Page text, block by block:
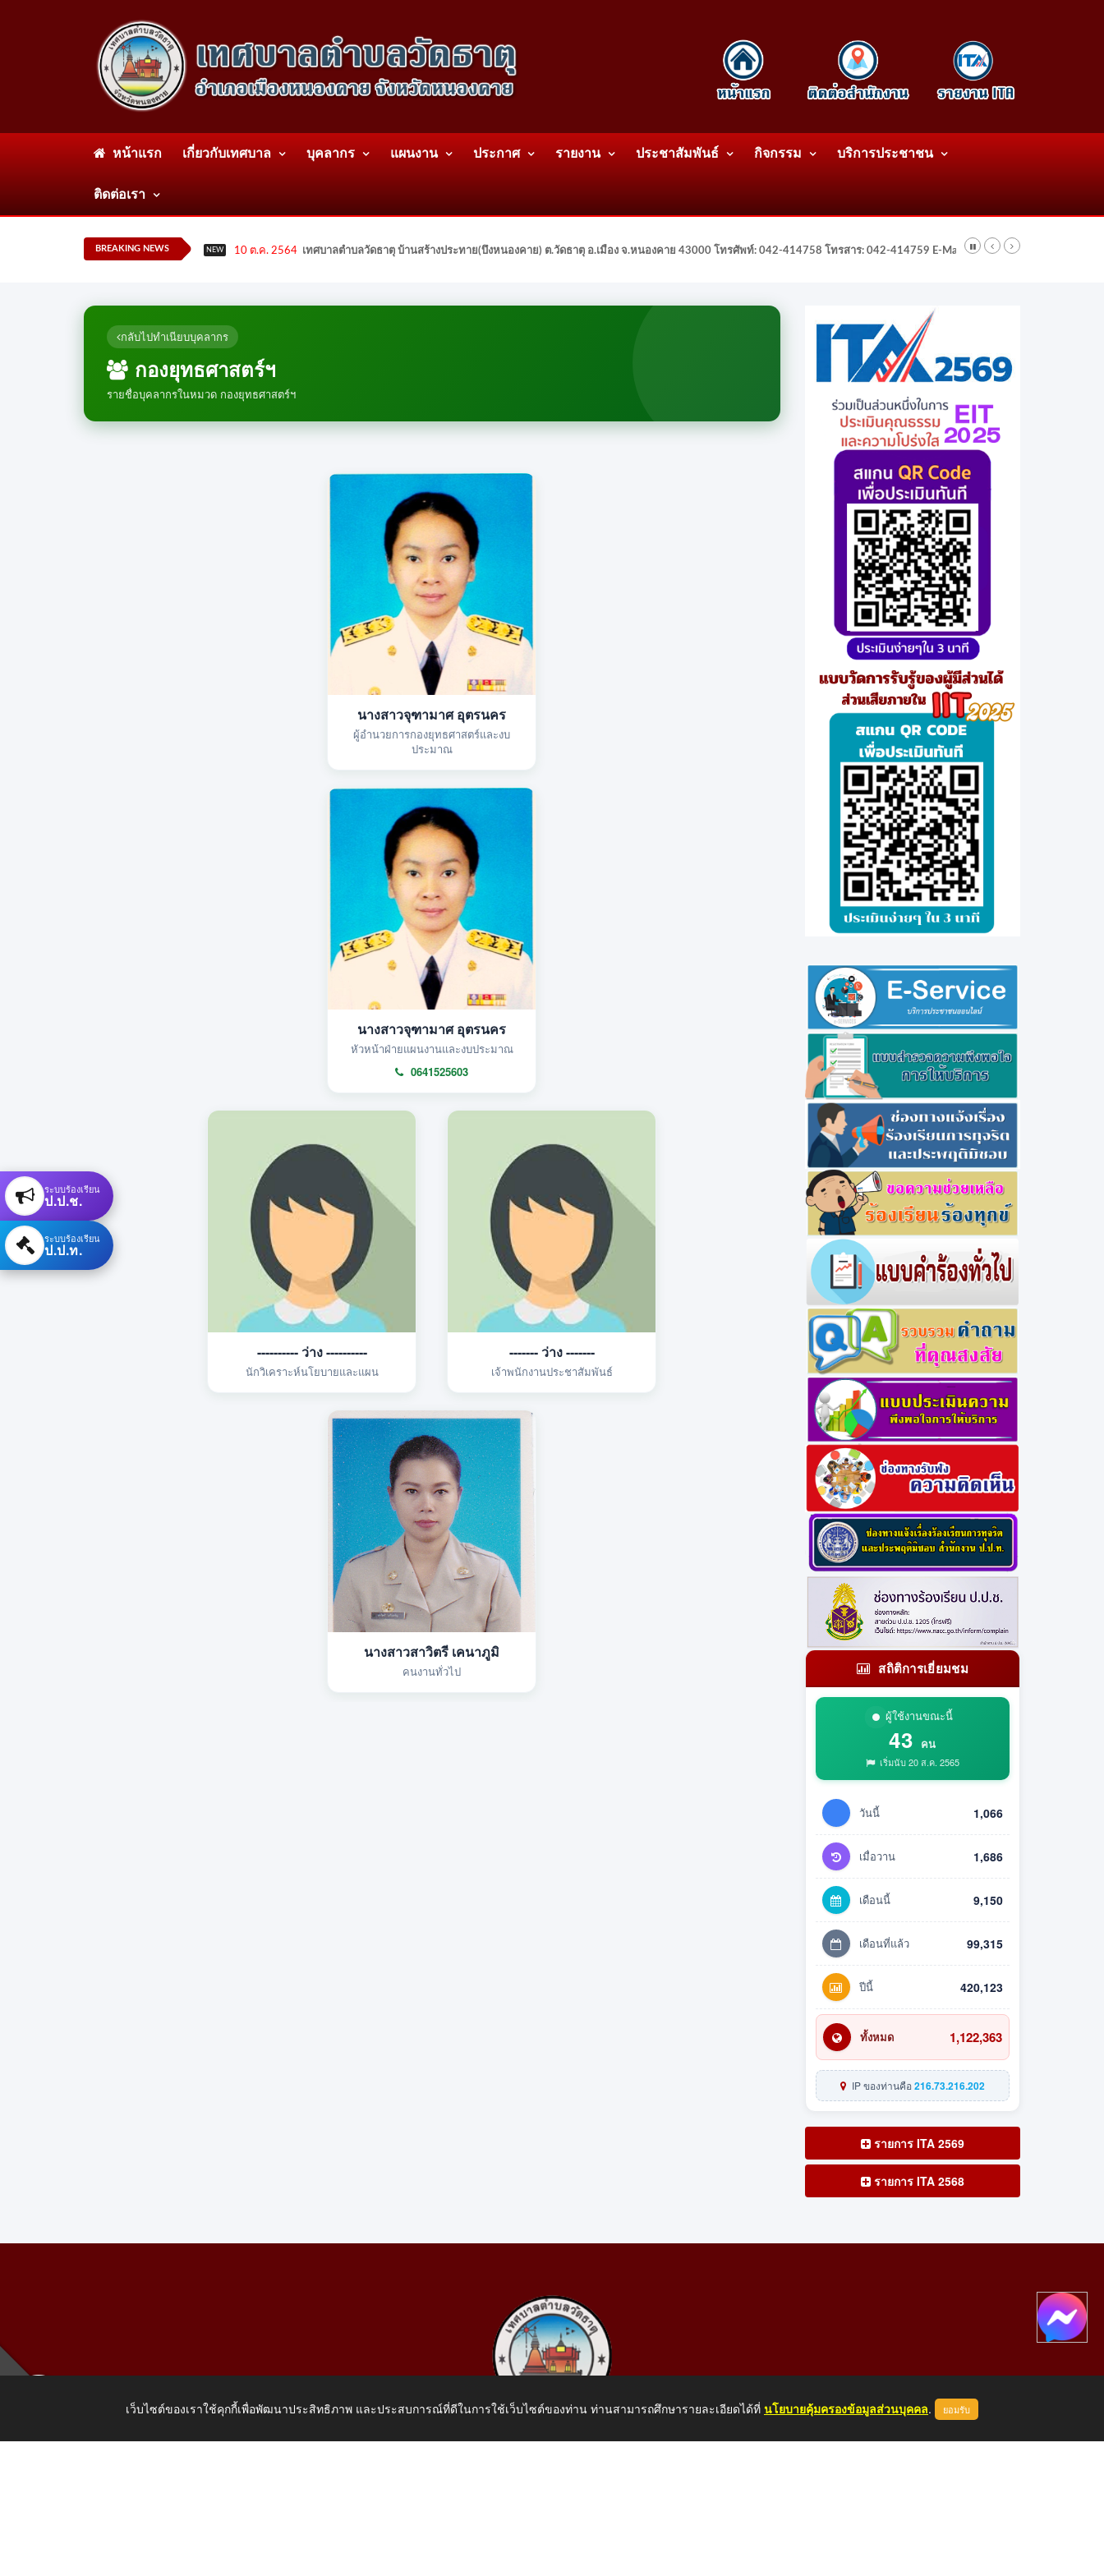
หน้าแรก เกี่ยวกับเทศบาล บุคลากร แผนงาน ประกาศ รายงาน ประชาสัมพันธ์ กิจกรรม บริการประชาชน
ติดต่อเรา
BREAKING NEWS NEW 10 ต.ค. 2564 เทศบาลตำบลวัดธาตุ บ้านสร้างประทาย(บึงหนองคาย) ต.วัดธาตุ อ.เมือง จ.หนองคาย 43000 โทรศัพท์: 042-414758 โทรสาร: 042-414759 E-Mail: wattatnk@gmail.com
กลับไปทำเนียบบุคลากร
กองยุทธศาสตร์ฯ
รายชื่อบุคลากรในหมวด กองยุทธศาสตร์ฯ
นางสาวจุฑามาศ อุตรนคร
ผู้อำนวยการกองยุทธศาสตร์และงบ
ประมาณ
นางสาวจุฑามาศ อุตรนคร
หัวหน้าฝ่ายแผนงานและงบประมาณ
0641525603
---------- ว่าง ----------
นักวิเคราะห์นโยบายและแผน
------- ว่าง -------
เจ้าพนักงานประชาสัมพันธ์
นางสาวสาวิตรี เคนาภูมิ
คนงานทั่วไป สถิติการเยี่ยมชม
ผู้ใช้งานขณะนี้
43 คน
เริ่มนับ 20 ส.ค. 2565
วันนี้ 1,066
เมื่อวาน 1,686
เดือนนี้ 9,150
เดือนที่แล้ว 99,315
ปีนี้ 420,123
ทั้งหมด 1,122,363
IP ของท่านคือ216.73.216.202
รายการ ITA 2569
รายการ ITA 2568
ระบบร้องเรียน
ป.ป.ช.
ระบบร้องเรียน
ป.ป.ท.
เว็บไซต์ของเราใช้คุกกี้เพื่อพัฒนาประสิทธิภาพ และประสบการณ์ที่ดีในการใช้เว็บไซต์ของท่าน ท่านสามารถศึกษารายละเอียดได้ที่ นโยบายคุ้มครองข้อมูลส่วนบุคคล. ยอมรับ